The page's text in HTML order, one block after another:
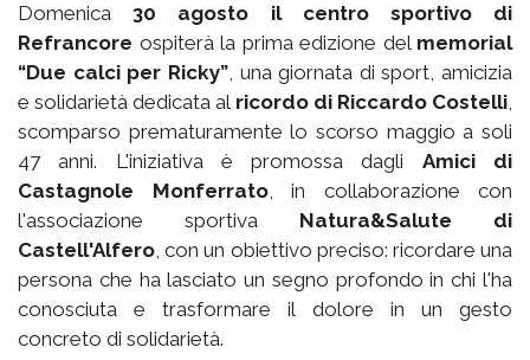
Domenica30 agosto il centro sportivo di
Refrancore ospiterà la prima edizione del memorial
“Due calci per Ricky”, una giornata di sport, amicizia
e solidarietà dedicata al ricordo di Riccardo Costelli,
scomparso prematuramente lo scorso maggio a soli
47 anni. L'iniziativa è promossa dagli Amici di
Castagnole Monferrato, in collaborazione con
l'associazione sportiva Natura&Salute di
Castell'Alfero, con un obiettivo preciso: ricordare una
persona che ha lasciato un segno profondo in chi l'ha
conosciuta e trasformare il dolore in un gesto
concreto di solidarietà.